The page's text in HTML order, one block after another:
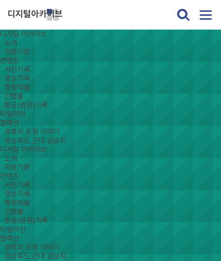
디지털아카이브
디지털 아카이브
소개
자료기증
컨텐츠
사진기록
영상기록
행정박물
간행물
항공(경관)기록
타임라인
컬렉션
경북의 도정 이야기
경상북도 근대 공보지
디지털 아카이브
소개
자료기증
컨텐츠
사진기록
영상기록
행정박물
간행물
항공(경관)기록
타임라인
컬렉션
경북의 도정 이야기
경상북도 근대 공보지